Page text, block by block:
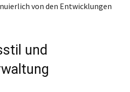
von den Entwicklungen
und